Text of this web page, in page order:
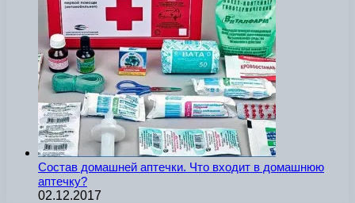
Состав домашней аптечки. Что входит в домашнюю
аптечку?
02.12.2017